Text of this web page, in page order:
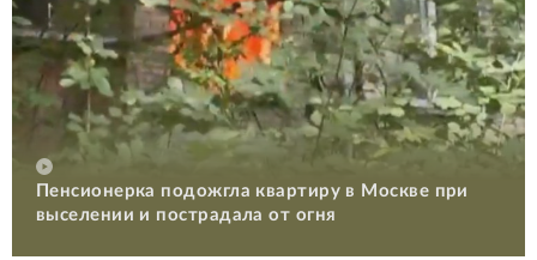
Пенсионерка подожгла квартиру в Москве при
выселении и пострадала от огня